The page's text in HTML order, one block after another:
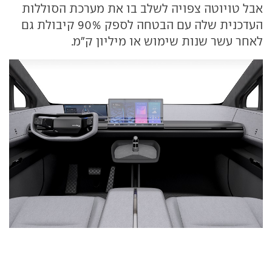
אבל טויוטה צפויה לשלב בו את מערכת הסוללות
העדכנית שלה עם הבטחה לספק 90% קיבולת גם
לאחר עשר שנות שימוש או מיליון ק"מ.